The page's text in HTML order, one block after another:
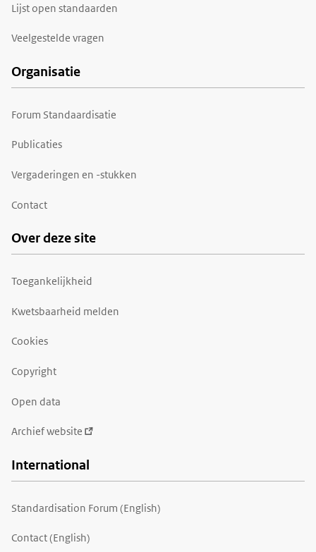
Lijst open standaarden
Veelgestelde vragen
Organisatie
Forum Standaardisatie
Publicaties
Vergaderingen en -stukken
Contact
Over deze site
Toegankelijkheid
Kwetsbaarheid melden
Cookies
Copyright
Open data
Archief website
International
Standardisation Forum (English)
Contact (English)